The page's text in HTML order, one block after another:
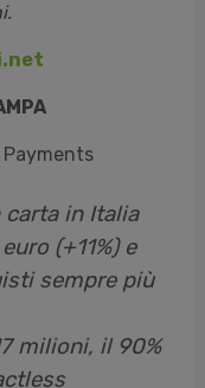
carta in Italia
(+11%) e
sempre più
milioni, il 90%